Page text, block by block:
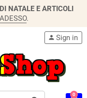
NATALE E ARTICOLI
.
person Sign in
0